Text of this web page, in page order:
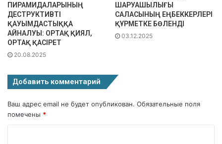
ПИРАМИДАЛАРЫНЫҢ
ДЕСТРУКТИВТІ
ҚАУЫМДАСТЫҚҚА
АЙНАЛУЫ: ОРТАҚ ҚИЯЛ,
ОРТАҚ ҚАСІРЕТ
20.08.2025
ШАРУАШЫЛЫҒЫ
САЛАСЫНЫҢ ЕҢБЕККЕРЛЕРІ
ҚҰРМЕТКЕ БӨЛЕНДІ
03.12.2025
Добавить комментарий
Ваш адрес email не будет опубликован. Обязательные поля
помечены *